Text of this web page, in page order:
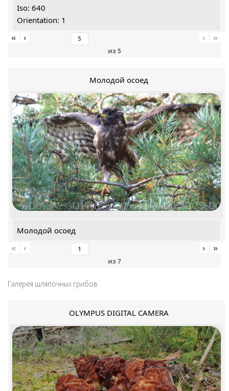
Iso: 640
Orientation: 1
«
‹
из 5
› »
Молодой осоед
Молодой осоед
«
‹
из 7
› »
Галерея шляпочных грибов
OLYMPUS DIGITAL CAMERA